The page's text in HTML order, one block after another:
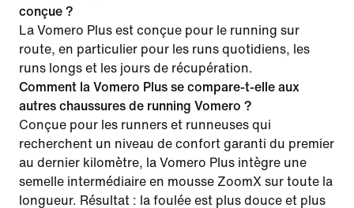
conçue ?
La Vomero Plus est conçue pour le running sur
route, en particulier pour les runs quotidiens, les
runs longs et les jours de récupération.
Comment la Vomero Plus se compare-t-elle aux
autres chaussures de running Vomero ?
Conçue pour les runners et runneuses qui
recherchent un niveau de confort garanti du premier
au dernier kilomètre, la Vomero Plus intègre une
semelle intermédiaire en mousse ZoomX sur toute la
longueur. Résultat : la foulée est plus douce et plus